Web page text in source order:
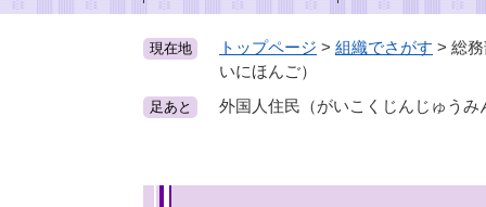
現在地 トップページ > 組織でさがす > 総
いにほんご）
足あと 外国人住民（がいこくじんじゅう